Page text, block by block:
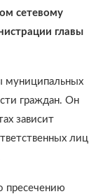
сетевому
главы
муниципальных
граждан. Он
зависит
лиц
пресечению